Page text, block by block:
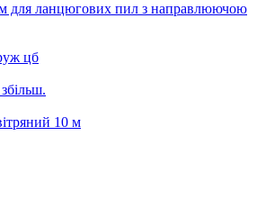
для ланцюгових пил з направлюючою
цб
10 м